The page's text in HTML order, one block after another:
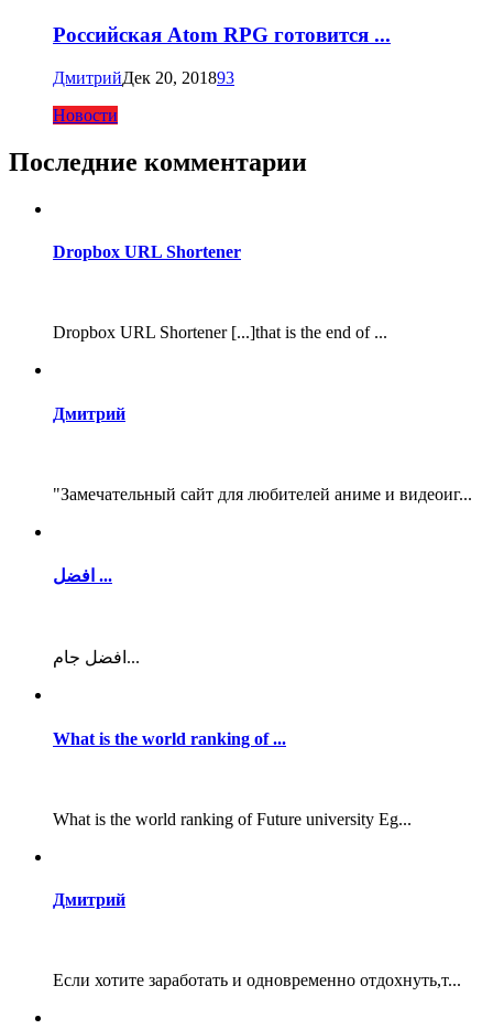
Российская Atom RPG готовится ...
ДмитрийДек 20, 201893
Новости
Последние комментарии
Dropbox URL Shortener
Dropbox URL Shortener [...]that is the end of ...
Дмитрий
"Замечательный сайт для любителей аниме и видеоиг...
افضل ...
افضل جام...
What is the world ranking of ...
What is the world ranking of Future university Eg...
Дмитрий
Если хотите заработать и одновременно отдохнуть,т...